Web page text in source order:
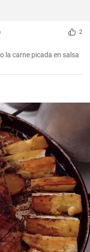
2
la carne picada en salsa